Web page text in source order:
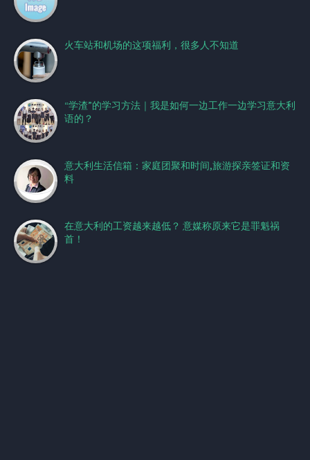
火车站和机场的这项福利，很多人不知道
“学渣”的学习方法｜我是如何一边工作一边学习意大利
语的？
意大利生活信箱：家庭团聚和时间,旅游探亲签证和资
料
在意大利的工资越来越低？ 意媒称原来它是罪魁祸
首！